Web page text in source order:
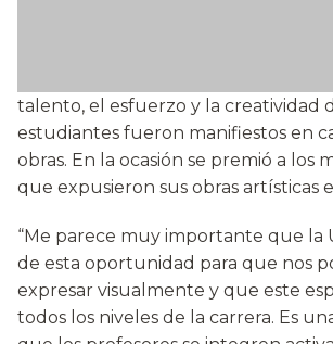
talento, el esfuerzo y la creatividad
estudiantes fueron manifiestos en
obras. En la ocasión se premió a los
que expusieron sus obras artísticas
“Me parece muy importante que la
de esta oportunidad para que nos
expresar visualmente y que este
todos los niveles de la carrera. Es